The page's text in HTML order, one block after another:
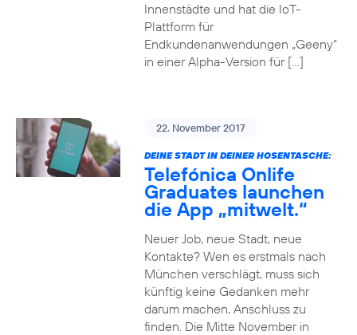
Innenstädte und hat die IoT-
Plattform für
Endkundenanwendungen „Geeny“
in einer Alpha-Version für […]
22. November 2017
DEINE STADT IN DEINER HOSENTASCHE:
Telefónica Onlife
Graduates launchen
die App „mitwelt.“
Neuer Job, neue Stadt, neue
Kontakte? Wen es erstmals nach
München verschlägt, muss sich
künftig keine Gedanken mehr
darum machen, Anschluss zu
finden. Die Mitte November in